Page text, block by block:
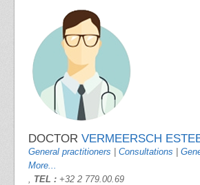
DOCTOR VERMEERSCH
General practitioners Consultations
More...
, TEL : +32 2 779.00.69